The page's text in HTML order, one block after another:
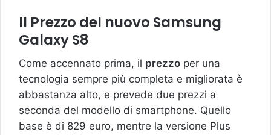
Il Prezzo del nuovo Samsung
Galaxy S8
Come accennato prima, il prezzo per una
tecnologia sempre più completa e migliorata è
abbastanza alto, e prevede due prezzi a
seconda del modello di smartphone. Quello
base è di 829 euro, mentre la versione Plus